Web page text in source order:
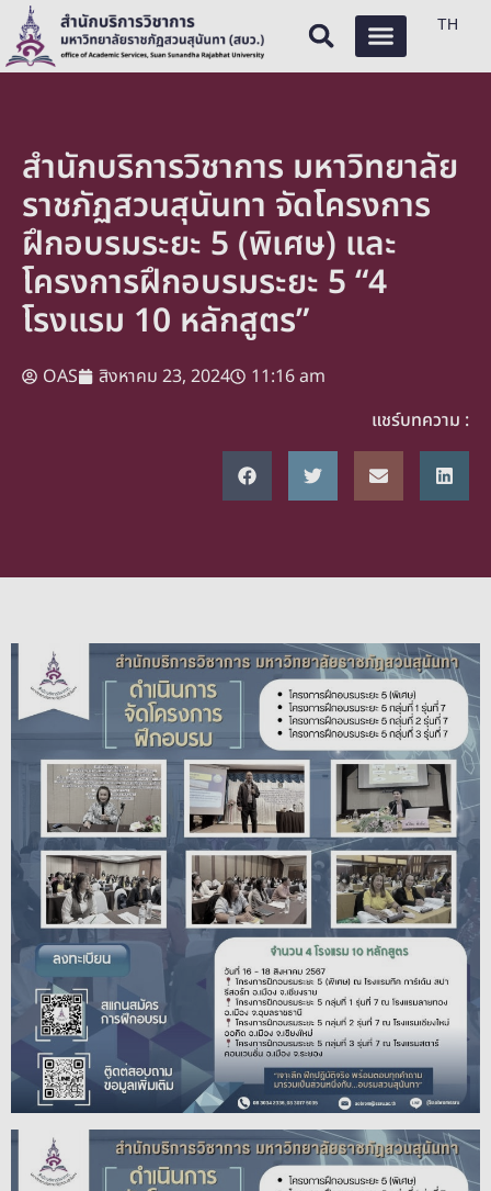
TH
สำนักบริการวิชาการ มหาวิทยาลัย
ราชภัฏสวนสุนันทา จัดโครงการ
ฝึกอบรมระยะ 5 (พิเศษ) และ
โครงการฝึกอบรมระยะ 5 “4
โรงแรม 10 หลักสูตร”
OAS สิงหาคม 23, 2024
11:16 am
แชร์บทความ :